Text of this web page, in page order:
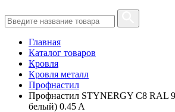
Главная
Каталог товаров
Кровля
Кровля металл
Профнастил
Профнастил STYNERGY С8 RAL
белый) 0.45 A